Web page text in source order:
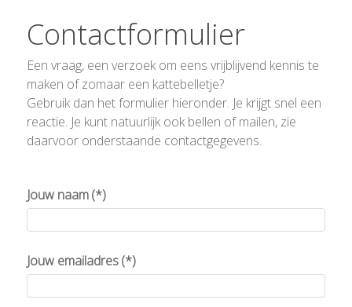
Contactformulier
Een vraag, een verzoek om eens vrijblijvend kennis te
maken of zomaar een kattebelletje?
Gebruik dan het formulier hieronder. Je krijgt snel een
reactie. Je kunt natuurlijk ook bellen of mailen, zie
daarvoor onderstaande contactgegevens.
Jouw naam(*)
Jouw emailadres(*)